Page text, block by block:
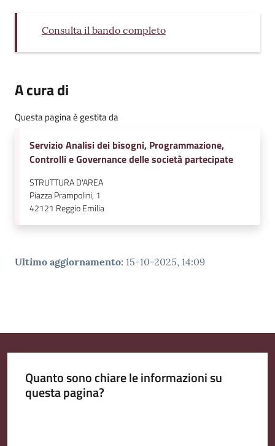
Consulta il bando completo
A cura di
Questa pagina è gestita da
Servizio Analisi dei bisogni, Programmazione,
Controlli e Governance delle società partecipate
STRUTTURA D'AREA
Piazza Prampolini, 1
42121 Reggio Emilia
Ultimo aggiornamento: 15-10-2025, 14:09
Quanto sono chiare le informazioni su
questa pagina?